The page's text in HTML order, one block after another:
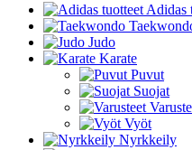
Adidas
Judo
Karate
Puvut
Suojat
Vyöt
Nyrkkeily